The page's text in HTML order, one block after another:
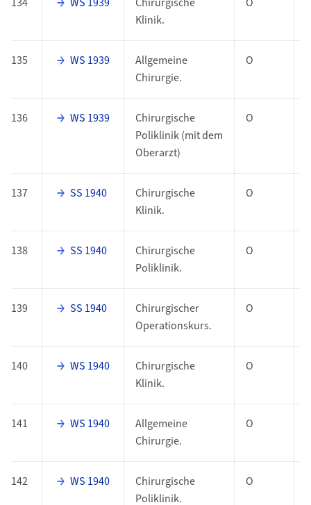
Klinik.
135 WS 1939
Allgemeine
Chirurgie.
O
136 WS 1939
Chirurgische
Poliklinik (mit dem
Oberarzt)
O
137 SS 1940
Chirurgische
Klinik.
O
138 SS 1940
Chirurgische
Poliklinik.
O
139 SS 1940
Chirurgischer
Operationskurs.
O
140 WS 1940
Chirurgische
Klinik.
O
141 WS 1940
Allgemeine
Chirurgie.
O
142 WS 1940
Chirurgische
Poliklinik.
O